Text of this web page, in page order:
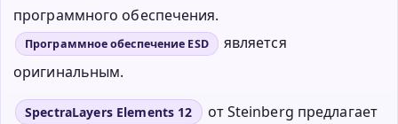
программного обеспечения.
Программное обеспечение ESD
является
оригинальным.
SpectraLayers Elements 12
от Steinberg предлагает